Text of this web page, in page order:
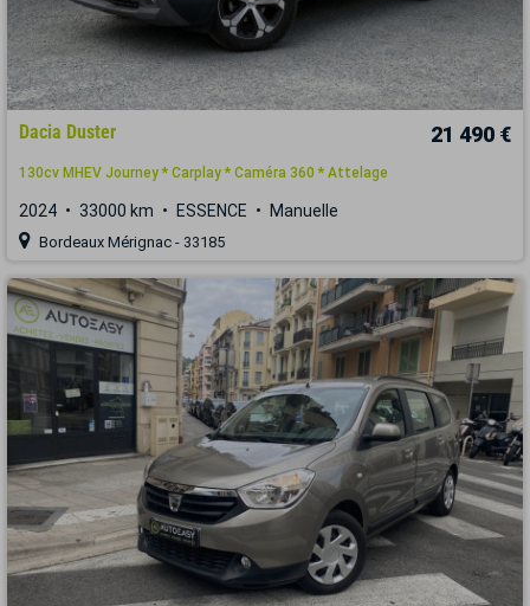
Dacia Duster 21 490 €
130cv MHEV Journey * Carplay * Caméra 360 * Attelage
2024 33000 km ESSENCE Manuelle
Bordeaux Mérignac - 33185